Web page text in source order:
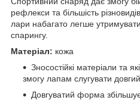
рефлекси та більшість
лари набагато легше
спарингу.
Матеріал: кожа
Зносостійкі матеріали та
змогу лапам слугувати
Довгуватий форма